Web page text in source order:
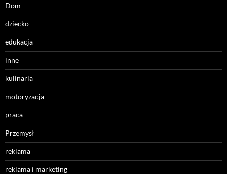
Dom
dziecko
edukacja
inne
kulinaria
motoryzacja
praca
Przemysł
reklama
reklama i marketing